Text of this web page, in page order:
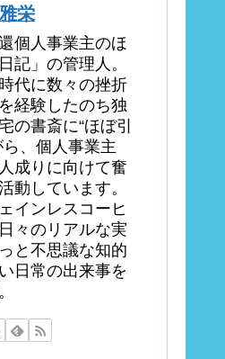
雅栄
個人事業主のほ
記」の管理人。
代に数々の挫折
経験したのち独
の書斎に“ほぼ引
ら、個人事業主
成りに向けて奮
動しています。
インレスコーヒ
々のリアルな実
と不思議な知的
日常の出来事を